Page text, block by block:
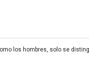
los hombres, solo se